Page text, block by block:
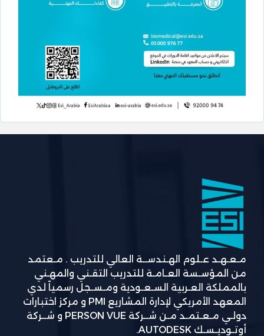
مـعـهـد عـلوم الهـندســة العالي للتدريب . مـعتمد
من المؤسـسة العـامـة للتدريب التقـني والمهـني
بالمملكة العـربية السـعـودية ومـسـجل رسمياً لدي
المعهد الأمريكي لإدارة المشاريع PMI و مركز اختبارات
دولـي مـعـتمـد مـن شــركة PERSON VUE و شــركة
أوتـوديـسـك AUTODESK.